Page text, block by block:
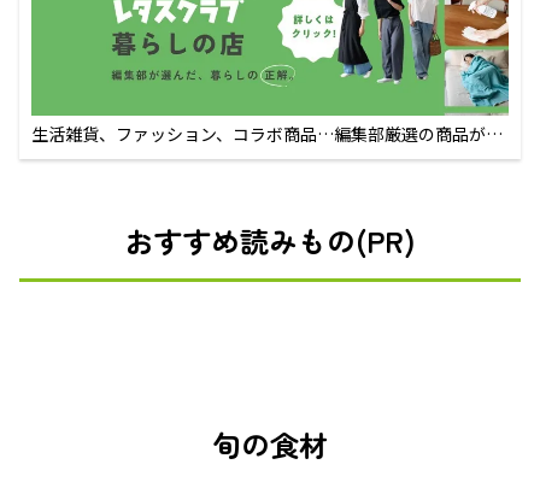
生活雑貨、ファッション、コラボ商品…編集部厳選の商品が買
えるECサイト
おすすめ読みもの(PR)
旬の食材